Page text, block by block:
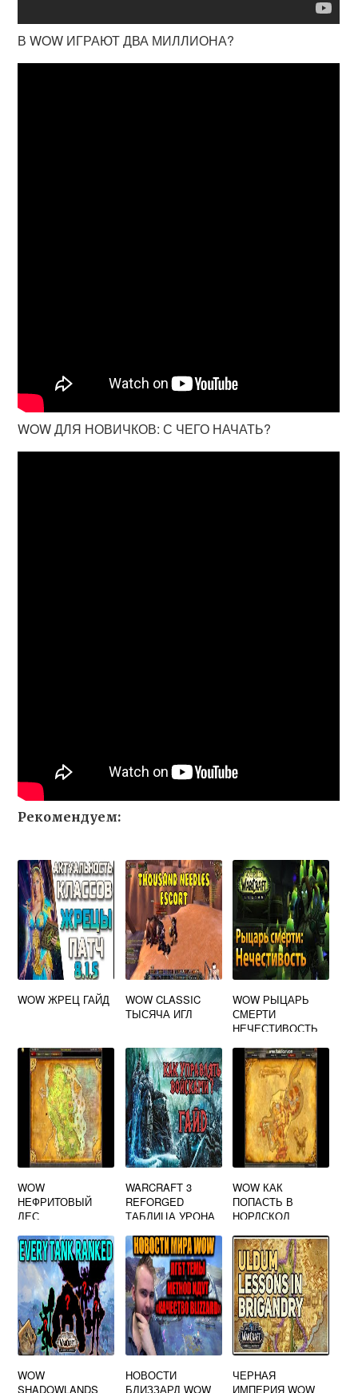
В WOW ИГРАЮТ ДВА МИЛЛИОНА?
WOW ДЛЯ НОВИЧКОВ: С ЧЕГО НАЧАТЬ?
Рекомендуем:
WOW ЖРЕЦ ГАЙД
WOW CLASSIC
ТЫСЯЧА ИГЛ
WOW РЫЦАРЬ
СМЕРТИ
НЕЧЕСТИВОСТЬ
WOW
НЕФРИТОВЫЙ
ЛЕС
WARCRAFT 3
REFORGED
ТАБЛИЦА УРОНА
WOW КАК
ПОПАСТЬ В
НОРДСКОЛ
WOW
SHADOWLANDS
НОВОСТИ
БЛИЗЗАРД WOW
ЧЕРНАЯ
ИМПЕРИЯ WOW